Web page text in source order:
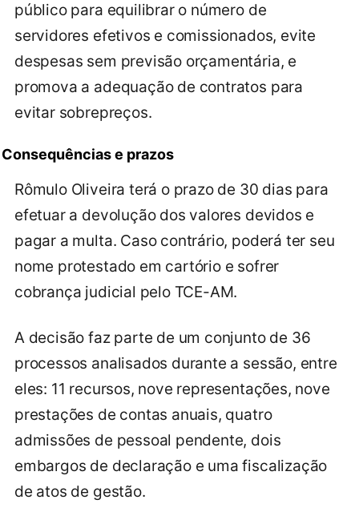
público para equilibrar o número de
servidores efetivos e comissionados, evite
despesas sem previsão orçamentária, e
promova a adequação de contratos para
evitar sobrepreços.
Consequências e prazos
Rômulo Oliveira terá o prazo de 30 dias para
efetuar a devolução dos valores devidos e
pagar a multa. Caso contrário, poderá ter seu
nome protestado em cartório e sofrer
cobrança judicial pelo TCE-AM.
A decisão faz parte de um conjunto de 36
processos analisados durante a sessão, entre
eles: 11 recursos, nove representações, nove
prestações de contas anuais, quatro
admissões de pessoal pendente, dois
embargos de declaração e uma fiscalização
de atos de gestão.